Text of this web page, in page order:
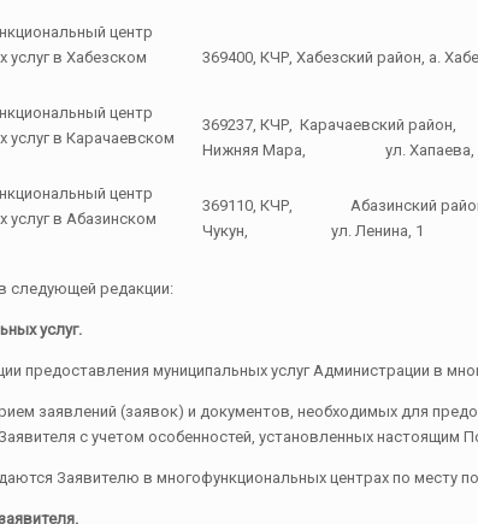
центр
услуг в Хабезском
369400, КЧР, Хабезский район, а.
центр
услуг в Карачаевском
369237, КЧР,
Нижняя Мара, ул. Хапаева,
центр
услуг в Абазинском
369110, КЧР, Абазинский
Чукун, ул. Ленина, 1
следующей редакции:
услуг.
предоставления муниципальных услуг Администрации в
заявлений (заявок) и документов, необходимых для
с учетом особенностей, установленных настоящим
Заявителю в многофункциональных центрах по месту